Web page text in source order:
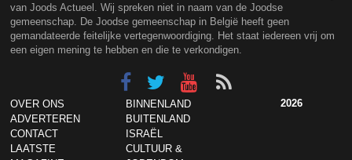
van Joods Actueel. Wij spreken niet in naam van de Joodse
gemeenschap. De Joodse gemeenschap in België heeft geen
gemandateerde feitelijke vertegenwoordiging. Het staat iedereen vrij om
een eigen mening te hebben en die te verkondigen.
OVER ONS
ADVERTEREN
CONTACT
LAATSTE
BINNENLAND
BUITENLAND
ISRAËL
CULTUUR &
2026